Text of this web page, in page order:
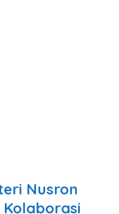
Nusron
Kolaborasi